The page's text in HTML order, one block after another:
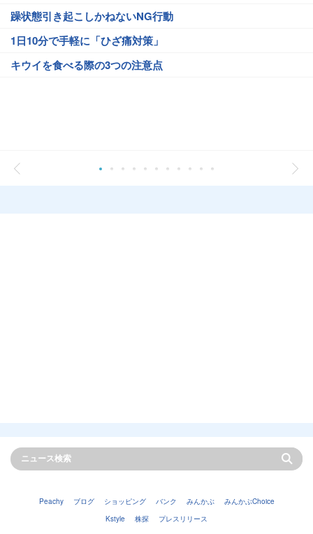
躁状態引き起こしかねないNG行動
1日10分で手軽に「ひざ痛対策」
キウイを食べる際の3つの注意点
Peachy ブログ ショッピング バンク みんかぶ
みんかぶChoice
Kstyle
株探 プレスリリース